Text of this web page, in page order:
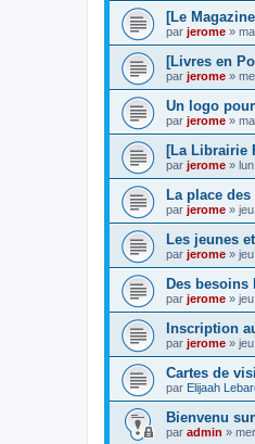
[Le
par jerome »
[Livres en
par jerome »
Un logo
par jerome »
[La Librairie
par jerome »
La place
par jerome »
Les jeunes
par jerome »
Des besoins
par jerome »
Inscription
par jerome »
Cartes de
par Elijaah
Bienvenu
par admin »